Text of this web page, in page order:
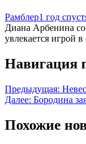
Рамблер1 год
Диана Арбенина
увлекается игрой
Навигация
Предыдущая:
Далее: Бородина
Похожие